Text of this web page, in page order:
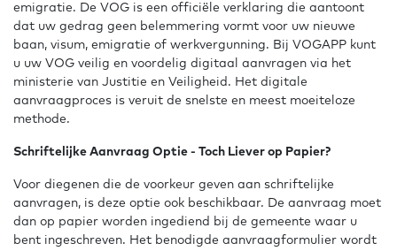
emigratie. De VOG is een officiële verklaring die aantoont
dat uw gedrag geen belemmering vormt voor uw nieuwe
baan, visum, emigratie of werkvergunning. Bij VOGAPP kunt
u uw VOG veilig en voordelig digitaal aanvragen via het
ministerie van Justitie en Veiligheid. Het digitale
aanvraagproces is veruit de snelste en meest moeiteloze
methode.
Schriftelijke Aanvraag Optie - Toch Liever op Papier?
Voor diegenen die de voorkeur geven aan schriftelijke
aanvragen, is deze optie ook beschikbaar. De aanvraag moet
dan op papier worden ingediend bij de gemeente waar u
bent ingeschreven. Het benodigde aanvraagformulier wordt